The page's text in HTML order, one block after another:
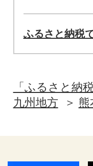
ふるさと納税
「ふるさと納
九州地方
熊